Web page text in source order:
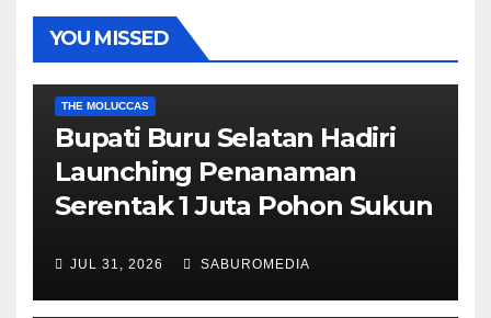
YOU MISSED
THE MOLUCCAS
Bupati Buru Selatan Hadiri
Launching Penanaman
Serentak 1 Juta Pohon Sukun
JUL 31, 2026 SABUROMEDIA
AMBON METRO JURNALISME AKTIVIS
POLITIK & PEMERINTAHAN